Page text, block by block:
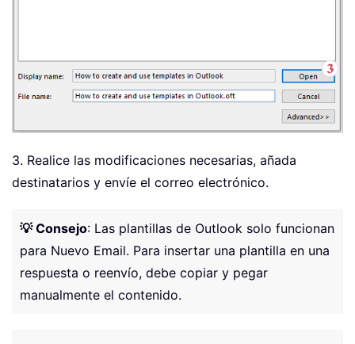
3. Realice las modificaciones necesarias, añada
destinatarios y envíe el correo electrónico.
💡 Consejo: Las plantillas de Outlook solo funcionan
para Nuevo Email. Para insertar una plantilla en una
respuesta o reenvío, debe copiar y pegar
manualmente el contenido.